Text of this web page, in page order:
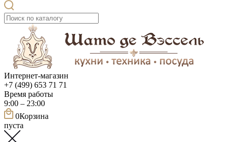
Интернет-магазин
+7 (499) 653 71 71
Время работы
9:00 – 23:00
0Корзина
пуста